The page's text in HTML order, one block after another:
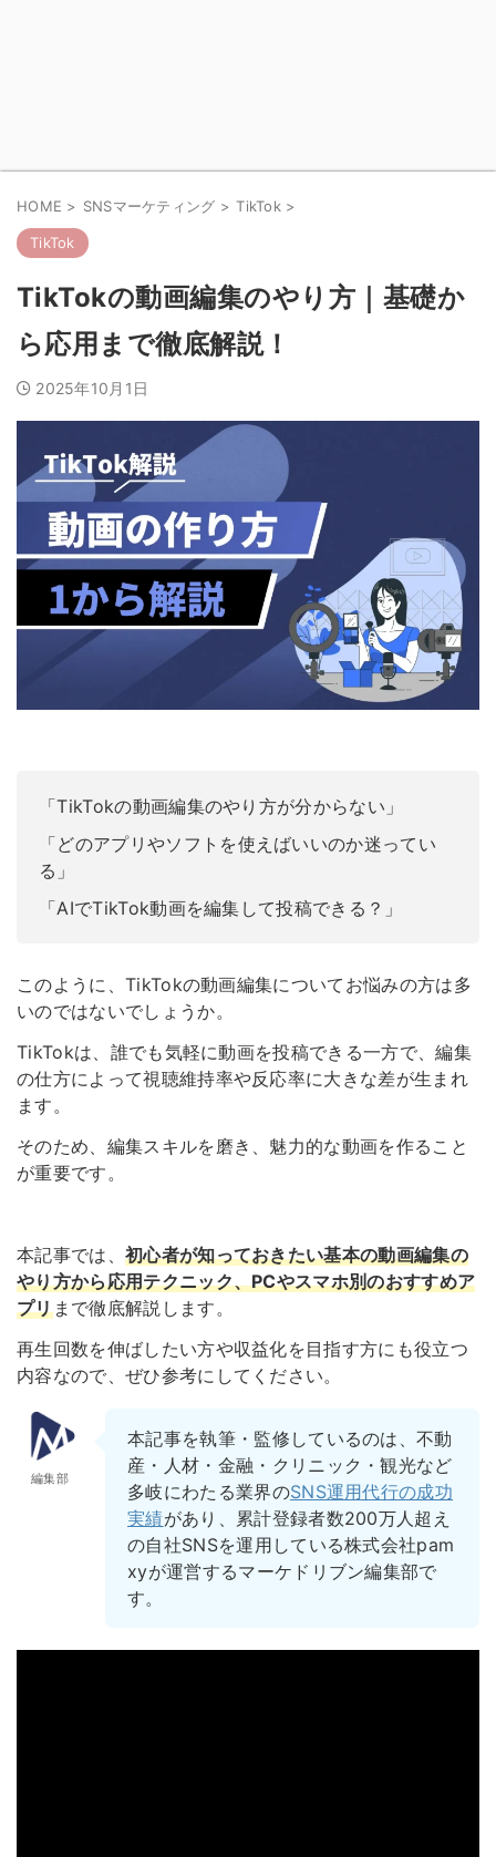
HOME > SNSマーケティング > TikTok >
TikTok
TikTokの動画編集のやり方｜基礎か
ら応用まで徹底解説！
2025年10月1日
「TikTokの動画編集のやり方が分からない」
「どのアプリやソフトを使えばいいのか迷ってい
る」
「AIでTikTok動画を編集して投稿できる？」
このように、TikTokの動画編集についてお悩みの方は多
いのではないでしょうか。
TikTokは、誰でも気軽に動画を投稿できる一方で、編集
の仕方によって視聴維持率や反応率に大きな差が生まれ
ます。
そのため、編集スキルを磨き、魅力的な動画を作ること
が重要です。
本記事では、 初心者が知っておきたい基本の動画編集の
やり方から応用テクニック、PCやスマホ別のおすすめア
プリまで徹底解説します。
再生回数を伸ばしたい方や収益化を目指す方にも役立つ
内容なので、ぜひ参考にしてください。
編集部
本記事を執筆・監修しているのは、不動
産・人材・金融・クリニック・観光など
多岐にわたる業界のSNS運用代行の成功
実績があり、累計登録者数200万人超え
の自社SNSを運用している株式会社pam
xyが運営するマーケドリブン編集部で
す。